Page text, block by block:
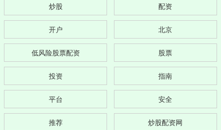
炒股 配资
开户 北京
低风险股票配资 股票
投资 指南
平台 安全
推荐 炒股配资网